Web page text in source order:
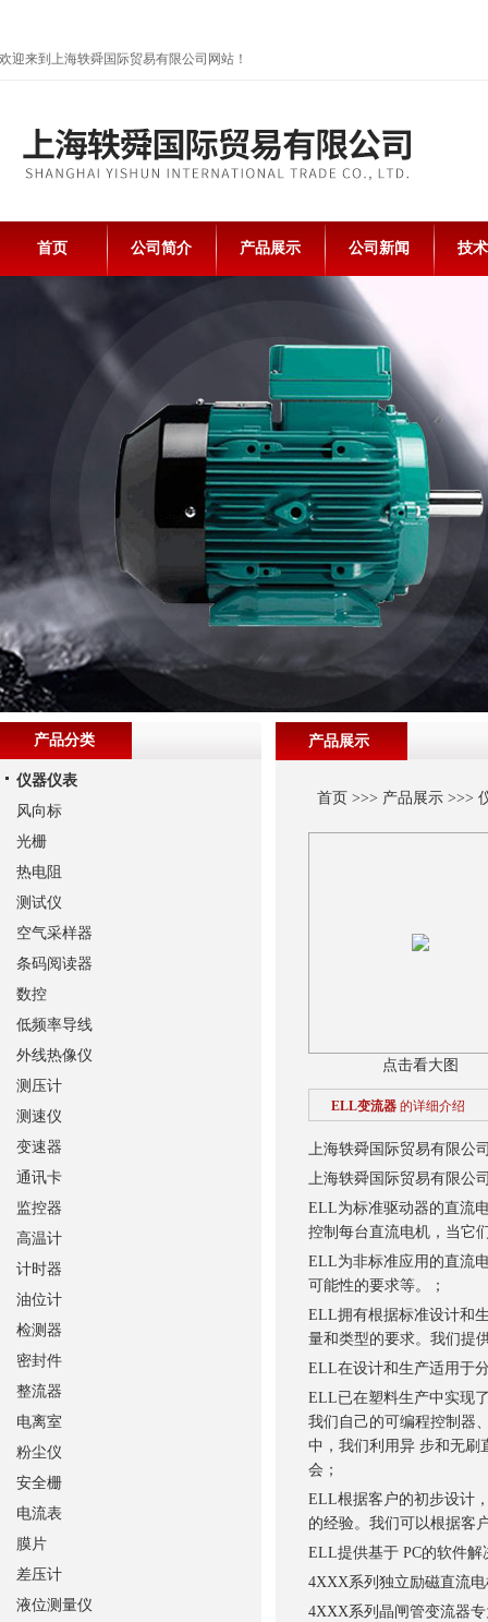
欢迎来到上海轶舜国际贸易有限公司网站！
首页 公司简介 产品展示 公司新闻 技
产品展示
首页 >>> 产品展示>>>
点击看大图
ELL变流器 的详细介绍
上海轶舜国际贸易有限公
上海轶舜国际贸易有限公
ELL为标准驱动器的直流
控制每台直流电机，当它
ELL为非标准应用的直流
可能性的要求等。；
ELL拥有根据标准设计和
量和类型的要求。我们提
ELL在设计和生产适用于
ELL已在塑料生产中实现
我们自己的可编程控制器
中，我们利用异 步和无刷
会；
ELL根据客户的初步设计
的经验。我们可以根据客
ELL提供基于 PC的软件
4XXX系列独立励磁直流
4XXX系列晶闸管变流器
产品分类
仪器仪表
风向标
光栅
热电阻
测试仪
空气采样器
条码阅读器
数控
低频率导线
外线热像仪
测压计
测速仪
变速器
通讯卡
监控器
高温计
计时器
油位计
检测器
密封件
整流器
电离室
粉尘仪
安全栅
电流表
膜片
差压计
液位测量仪